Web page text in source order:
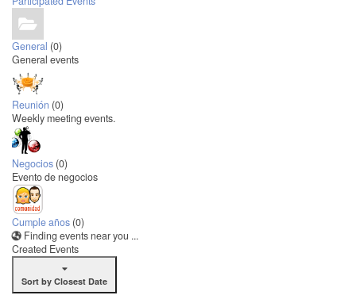
General (0)
General events
Reunión (0)
Weekly meeting events.
Negocios (0)
Evento de negocios
Cumple años (0)
Finding events near you ...
Created Events
Sort by Closest Date